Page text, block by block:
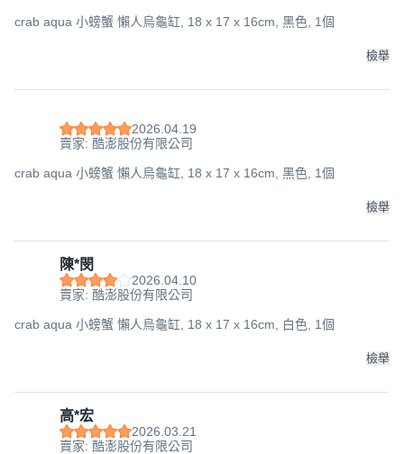
crab aqua 小螃蟹 懶人烏龜缸, 18 x 17 x 16cm, 黑色, 1個
檢舉
2026.04.19
賣家: 酷澎股份有限公司
crab aqua 小螃蟹 懶人烏龜缸, 18 x 17 x 16cm, 黑色, 1個
檢舉
陳*閔
2026.04.10
賣家: 酷澎股份有限公司
crab aqua 小螃蟹 懶人烏龜缸, 18 x 17 x 16cm, 白色, 1個
檢舉
高*宏
2026.03.21
賣家: 酷澎股份有限公司